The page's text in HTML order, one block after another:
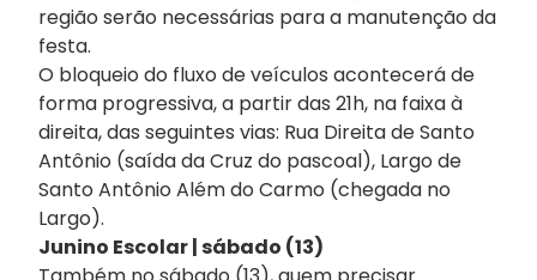
região serão necessárias para a manutenção da
festa.
O bloqueio do fluxo de veículos acontecerá de
forma progressiva, a partir das 21h, na faixa à
direita, das seguintes vias: Rua Direita de Santo
Antônio (saída da Cruz do pascoal), Largo de
Santo Antônio Além do Carmo (chegada no
Largo).
Junino Escolar | sábado (13)